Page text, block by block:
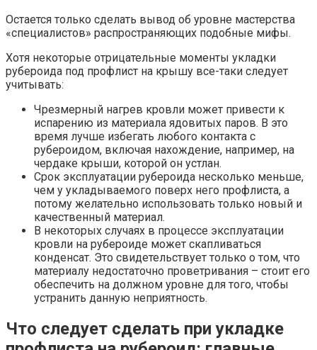
Остается только сделать вывод об уровне мастерства
«специалистов» распространяющих подобные мифы.
Хотя некоторые отрицательные моменты укладки
рубероида под профлист на крышу все-таки следует
учитывать:
Чрезмерный нагрев кровли может привести к
испарению из материала ядовитых паров. В это
время лучше избегать любого контакта с
рубероидом, включая нахождение, например, на
чердаке крыши, которой он устлан.
Срок эксплуатации рубероида несколько меньше,
чем у укладываемого поверх него профлиста, а
потому желательно использовать только новый и
качественный материал.
В некоторых случаях в процессе эксплуатации
кровли на рубероиде может скапливаться
конденсат. Это свидетельствует только о том, что
материалу недостаточно проветривания – стоит его
обеспечить на должном уровне для того, чтобы
устранить данную неприятность.
Что следует сделать при укладке